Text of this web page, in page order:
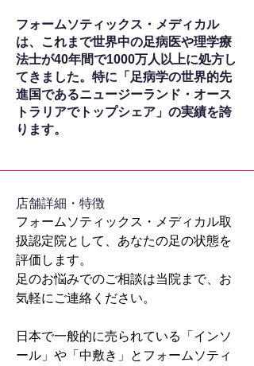
フォームソティックス・メディカル
は、これまで世界中の足病医や理学療
法士が40年間で1000万人以上に処方し
てきました。特に「足病学の世界的先
進国であるニュージーランド・オース
トラリアでトップシェア」の実績を誇
ります。
​店舗詳細・特徴
フォームソティックス・メディカル取
扱認定院として、あなたの足の状態を
評価します。
足のお悩みでのご相談は当院まで、お
気軽にご連絡ください。
日本で一般的に売られている「インソ
ール」や「中敷き」とフォームソティ